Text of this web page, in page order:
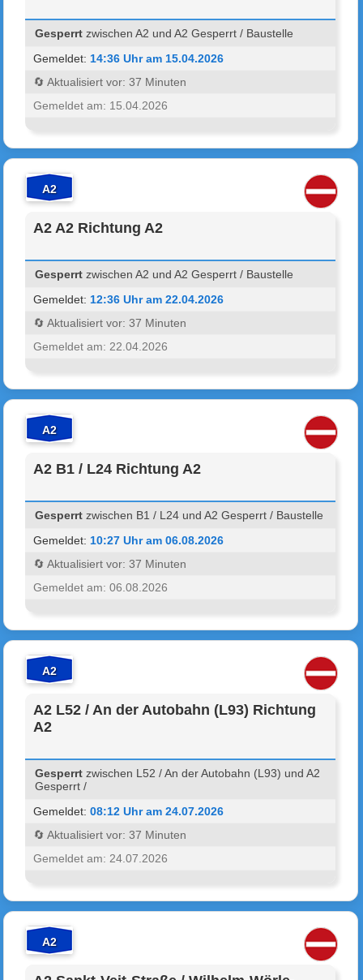
Gesperrt zwischen A2 und A2 Gesperrt / Baustelle
Gemeldet: 14:36 Uhr am 15.04.2026
🔄 Aktualisiert vor: 37 Minuten
Gemeldet am: 15.04.2026
A2
A2 A2 Richtung A2
Gesperrt zwischen A2 und A2 Gesperrt / Baustelle
Gemeldet: 12:36 Uhr am 22.04.2026
🔄 Aktualisiert vor: 37 Minuten
Gemeldet am: 22.04.2026
A2
A2 B1 / L24 Richtung A2
Gesperrt zwischen B1 / L24 und A2 Gesperrt / Baustelle
Gemeldet: 10:27 Uhr am 06.08.2026
🔄 Aktualisiert vor: 37 Minuten
Gemeldet am: 06.08.2026
A2
A2 L52 / An der Autobahn (L93) Richtung
A2
Gesperrt zwischen L52 / An der Autobahn (L93) und A2
Gesperrt /
Gemeldet:08:12 Uhr am 24.07.2026
🔄 Aktualisiert vor: 37 Minuten
Gemeldet am: 24.07.2026
A2